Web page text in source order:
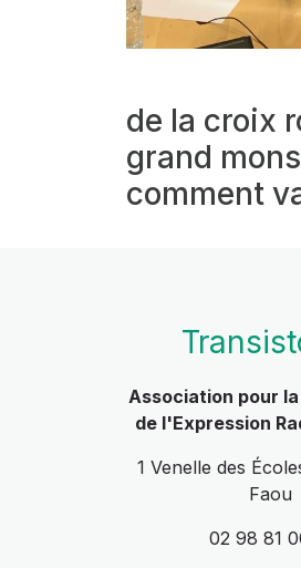
de la croix
grand
comment
Association pour
de l'Expression
1 Venelle des
Faou
02 98 81